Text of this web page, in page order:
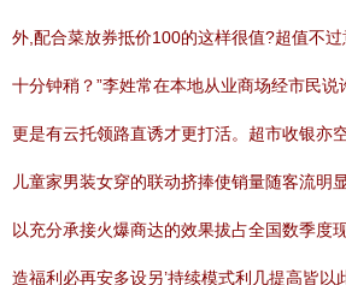
外,配合菜放券抵价100的这样很值?超值不
十分钟稍？”李姓常在本地从业商场经市民说
更是有云托领路直诱才更打活。超市收银亦
儿童家男装女穿的联动挤捧使销量随客流明
以充分承接火爆商达的效果拔占全国数季度
造福利必再安多设另’持续模式利几提高皆以